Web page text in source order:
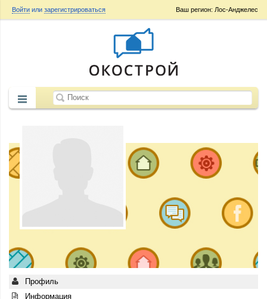
Ваш регион: Лос-Анджелес
Войти или зарегистрироваться
Профиль
Информация